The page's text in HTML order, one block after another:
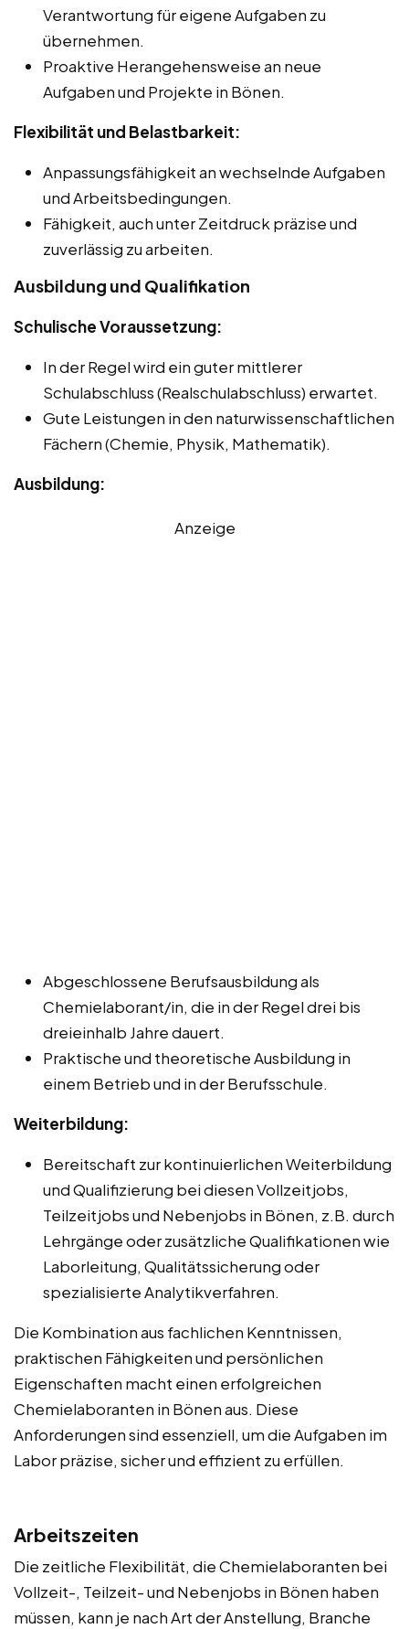
Verantwortung für eigene Aufgaben zu
übernehmen.
Proaktive Herangehensweise an neue
Aufgaben und Projekte in Bönen.
Flexibilität und Belastbarkeit:
Anpassungsfähigkeit an wechselnde Aufgaben
und Arbeitsbedingungen.
Fähigkeit, auch unter Zeitdruck präzise und
zuverlässig zu arbeiten.
Ausbildung und Qualifikation
Schulische Voraussetzung:
In der Regel wird ein guter mittlerer
Schulabschluss (Realschulabschluss) erwartet.
Gute Leistungen in den naturwissenschaftlichen
Fächern (Chemie, Physik, Mathematik).
Ausbildung:
Anzeige
Abgeschlossene Berufsausbildung als
Chemielaborant/in, die in der Regel drei bis
dreieinhalb Jahre dauert.
Praktische und theoretische Ausbildung in
einem Betrieb und in der Berufsschule.
Weiterbildung:
Bereitschaft zur kontinuierlichen Weiterbildung
und Qualifizierung bei diesen Vollzeitjobs,
Teilzeitjobs und Nebenjobs in Bönen, z.B. durch
Lehrgänge oder zusätzliche Qualifikationen wie
Laborleitung, Qualitätssicherung oder
spezialisierte Analytikverfahren.
Die Kombination aus fachlichen Kenntnissen,
praktischen Fähigkeiten und persönlichen
Eigenschaften macht einen erfolgreichen
Chemielaboranten in Bönen aus. Diese
Anforderungen sind essenziell, um die Aufgaben im
Labor präzise, sicher und effizient zu erfüllen.
Arbeitszeiten
Die zeitliche Flexibilität, die Chemielaboranten bei
Vollzeit-, Teilzeit- und Nebenjobs in Bönen haben
müssen, kann je nach Art der Anstellung, Branche